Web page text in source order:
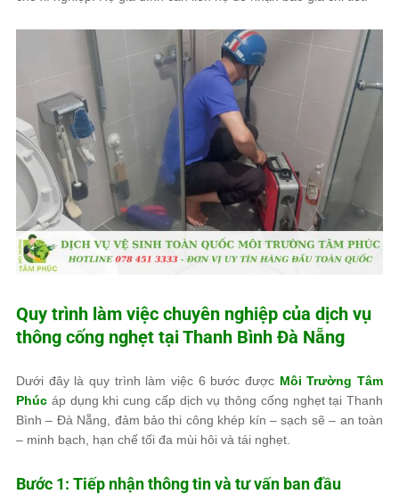
Quy trình làm việc chuyên nghiệp của dịch vụ
thông cống nghẹt tại Thanh Bình Đà Nẵng
Dưới đây là quy trình làm việc 6 bước được Môi Trường Tâm
Phúc áp dụng khi cung cấp dịch vụ thông cống nghẹt tại Thanh
Bình – Đà Nẵng, đảm bảo thi công khép kín – sạch sẽ – an toàn
– minh bạch, hạn chế tối đa mùi hôi và tái nghẹt.
Bước 1: Tiếp nhận thông tin và tư vấn ban đầu